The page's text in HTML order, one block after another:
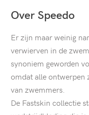
Over Speedo
Er zijn maar weinig
verwierven in de
synoniem geworden
omdat alle ontwerpen
van zwemmers.
De Fastskin collectie